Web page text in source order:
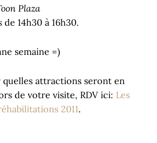
Plaza
14h30 à 16h30.
semaine =)
quelles attractions seront en
de votre visite, RDV ici: Les
2011.